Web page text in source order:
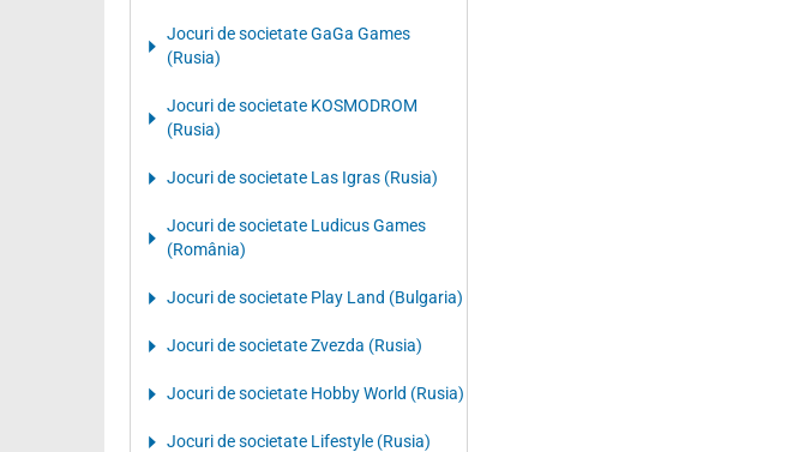
Jocuri de societate GaGa Games
(Rusia)
Jocuri de societate KOSMODROM
(Rusia)
Jocuri de societate Las Igras (Rusia)
Jocuri de societate Ludicus Games
(România)
Jocuri de societate Play Land (Bulgaria)
Jocuri de societate Zvezda (Rusia)
Jocuri de societate Hobby World (Rusia)
Jocuri de societate Lifestyle (Rusia)